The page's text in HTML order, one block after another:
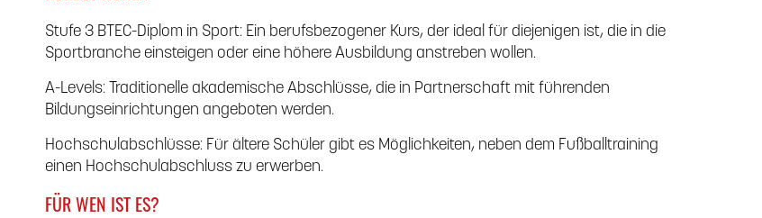
Stufe 3 BTEC-Diplom in Sport: Ein berufsbezogener Kurs, der ideal für diejenigen ist, die in die
Sportbranche einsteigen oder eine höhere Ausbildung anstreben wollen.
A-Levels: Traditionelle akademische Abschlüsse, die in Partnerschaft mit führenden
Bildungseinrichtungen angeboten werden.
Hochschulabschlüsse: Für ältere Schüler gibt es Möglichkeiten, neben dem Fußballtraining
einen Hochschulabschluss zu erwerben.
FÜR WEN IST ES?